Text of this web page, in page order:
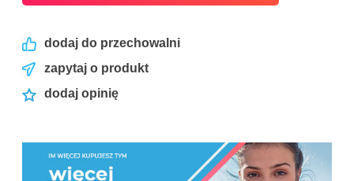
dodaj do przechowalni
zapytaj o produkt
dodaj opinię